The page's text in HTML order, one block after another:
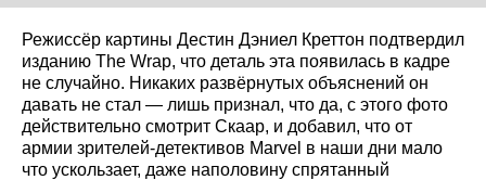
Режиссёр картины Дестин Дэниел Креттон подтвердил
изданию The Wrap, что деталь эта появилась в кадре
не случайно. Никаких развёрнутых объяснений он
давать не стал — лишь признал, что да, с этого фото
действительно смотрит Скаар, и добавил, что от
армии зрителей-детективов Marvel в наши дни мало
что ускользает, даже наполовину спрятанный